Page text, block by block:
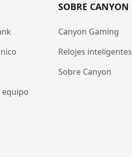
equipo
SOBRE CANYON
Canyon Gaming
Relojes inteligentes
Sobre Canyon